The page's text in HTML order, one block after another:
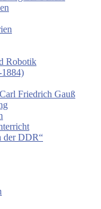
Robotik
1884)
Friedrich Gauß
der DDR“